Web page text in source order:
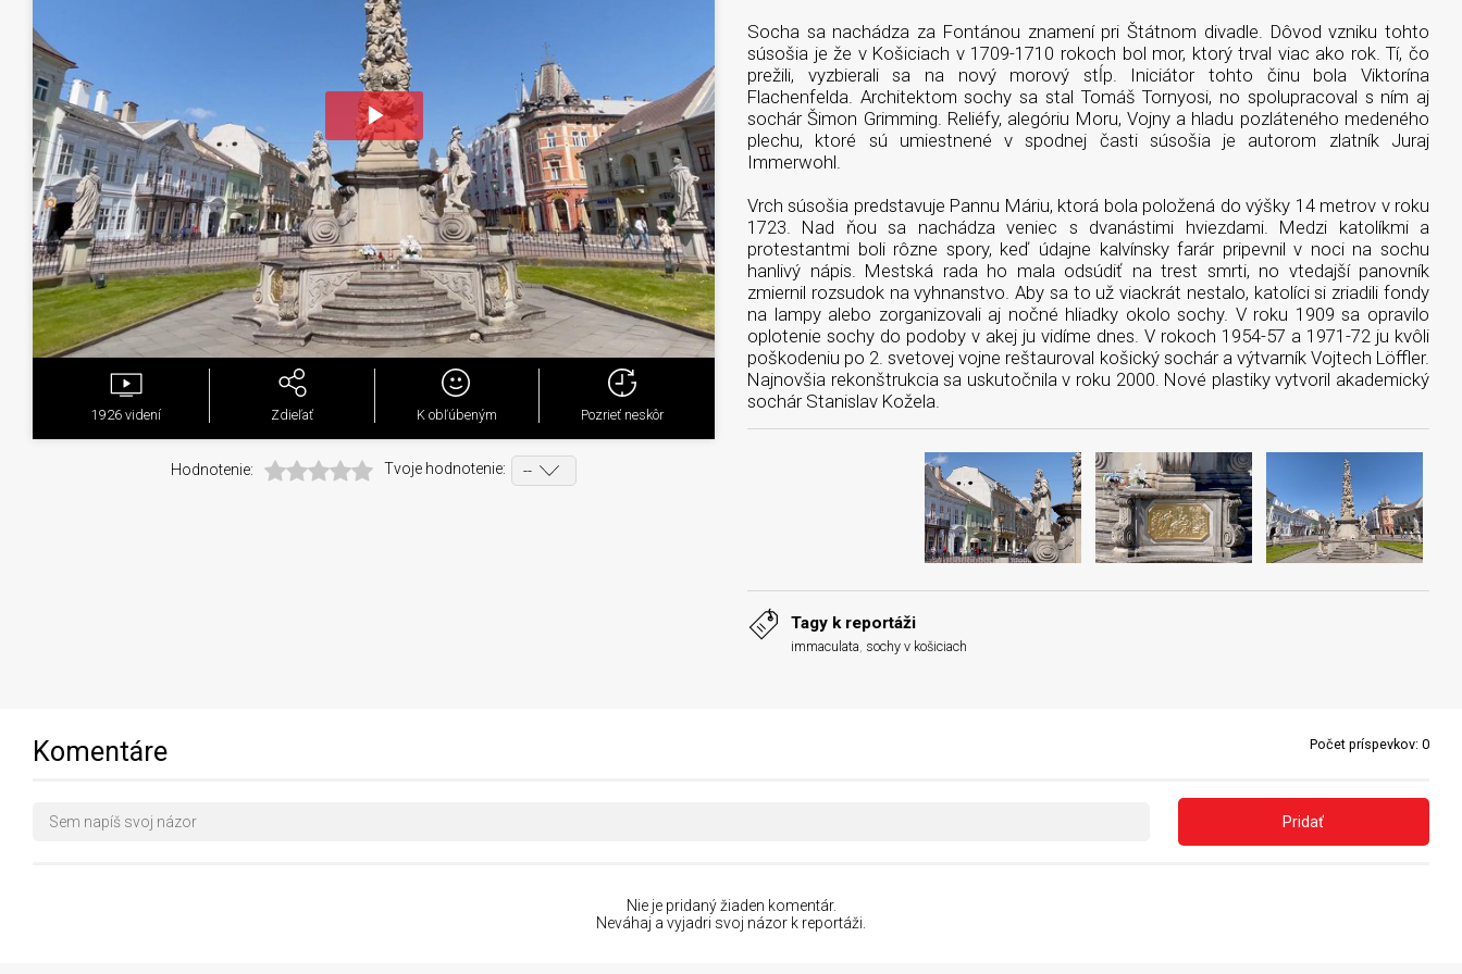
Play
Video
1926 videní Zdieľať K obľúbeným Pozrieť neskôr
Hodnotenie: Tvoje hodnotenie:
Socha sa nachádza za Fontánou znamení pri Štátnom divadle. Dôvod vzniku tohto
súsošia je že v Košiciach v 1709-1710 rokoch bol mor, ktorý trval viac ako rok. Tí, čo
prežili, vyzbierali sa na nový morový stĺp. Iniciátor tohto činu bola Viktorína
Flachenfelda. Architektom sochy sa stal Tomáš Tornyosi, no spolupracoval s ním aj
sochár Šimon Grimming. Reliéfy, alegóriu Moru, Vojny a hladu pozláteného medeného
plechu, ktoré sú umiestnené v spodnej časti súsošia je autorom zlatník Juraj
Immerwohl.
Vrch súsošia predstavuje Pannu Máriu, ktorá bola položená do výšky 14 metrov v roku
1723. Nad ňou sa nachádza veniec s dvanástimi hviezdami. Medzi katolíkmi a
protestantmi boli rôzne spory, keď údajne kalvínsky farár pripevnil v noci na sochu
hanlivý nápis. Mestská rada ho mala odsúdiť na trest smrti, no vtedajší panovník
zmiernil rozsudok na vyhnanstvo. Aby sa to už viackrát nestalo, katolíci si zriadili fondy
na lampy alebo zorganizovali aj nočné hliadky okolo sochy. V roku 1909 sa opravilo
oplotenie sochy do podoby v akej ju vidíme dnes. V rokoch 1954-57 a 1971-72 ju kvôli
poškodeniu po 2. svetovej vojne reštauroval košický sochár a výtvarník Vojtech Löffler.
Najnovšia rekonštrukcia sa uskutočnila v roku 2000. Nové plastiky vytvoril akademický
sochár Stanislav Kožela.
Tagy k reportáži
immaculata sochy v košiciach
Komentáre Počet príspevkov: 0
Pridať
Nie je pridaný žiaden komentár.
Neváhaj a vyjadri svoj názor k reportáži.